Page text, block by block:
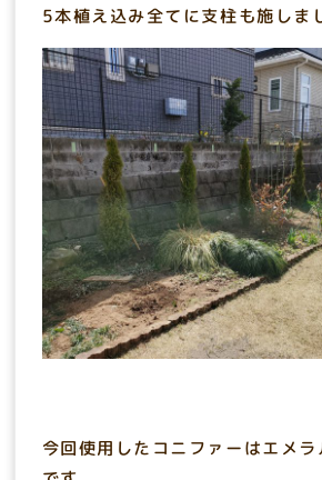
5本植え込み全てに支柱も施しま
今回使用したコニファーはエメ